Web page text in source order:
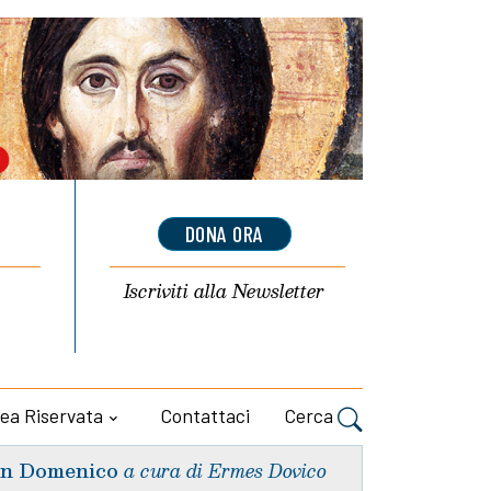
DONA ORA
Iscriviti allaNewsletter
Riservata Contattaci Cerca
Domenico a cura di Ermes Dovico